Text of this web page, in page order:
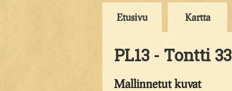
Etusivu Kartta
PL13 - Tontti 33
Mallinnetut kuvat